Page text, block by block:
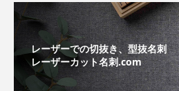
レーザーでの切抜き、型抜名刺
レーザーカット名刺.com